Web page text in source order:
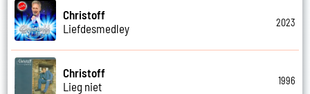
Christoff
Liefdesmedley
2023
Christoff
Lieg niet
1996